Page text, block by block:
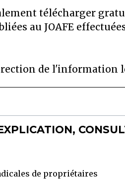
télécharger
au JOAFE
de l'information
de propriétaires